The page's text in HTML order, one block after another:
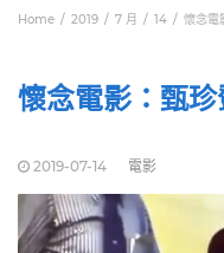
Home 2019 7 月 14 懷念電
懷念電影：甄
2019-07-14 電影